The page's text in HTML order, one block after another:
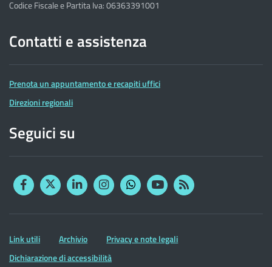
Codice Fiscale e Partita Iva: 06363391001
Contatti e assistenza
Prenota un appuntamento e recapiti uffici
Direzioni regionali
Seguici su
FacebookTwitterLinkedinInstagram
YouTubeRSS
Altre
informazioni
Link utili Archivio
Privacy e note legali
Dichiarazione di accessibilità